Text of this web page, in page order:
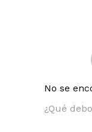
No se
¿Qué